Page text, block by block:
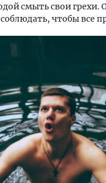
смыть свои
чтобы все
код
Мощение